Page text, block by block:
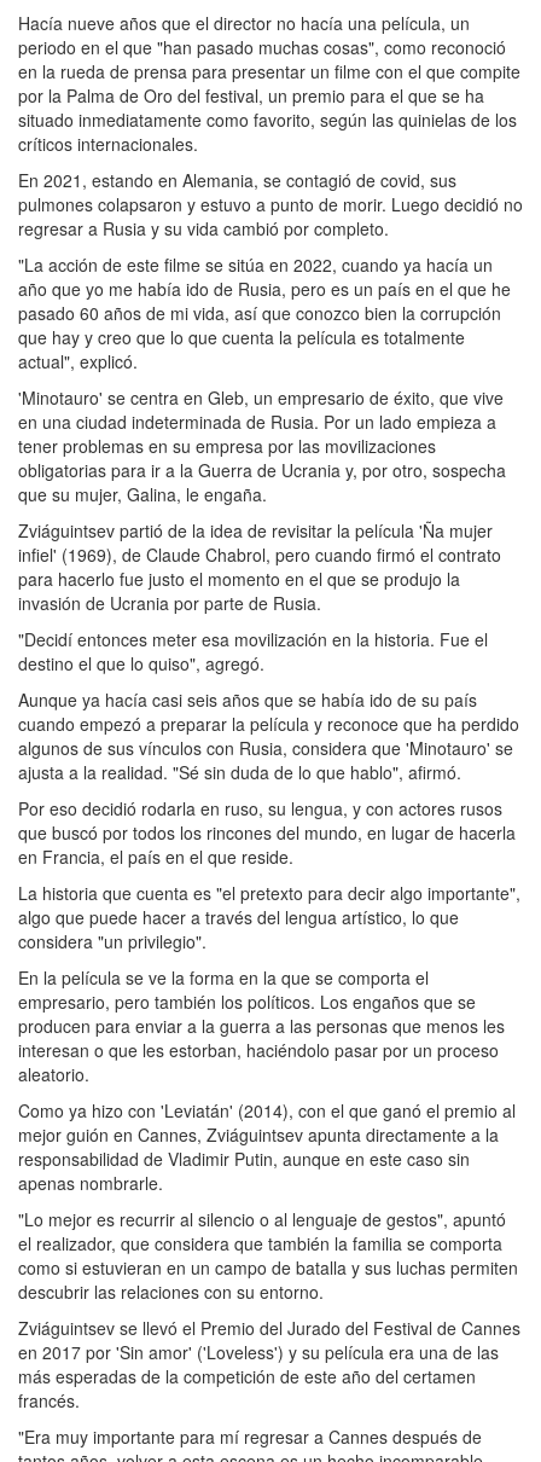
Hacía nueve años que el director no hacía una película, un
periodo en el que "han pasado muchas cosas", como reconoció
en la rueda de prensa para presentar un filme con el que compite
por la Palma de Oro del festival, un premio para el que se ha
situado inmediatamente como favorito, según las quinielas de los
críticos internacionales.
En 2021, estando en Alemania, se contagió de covid, sus
pulmones colapsaron y estuvo a punto de morir. Luego decidió no
regresar a Rusia y su vida cambió por completo.
"La acción de este filme se sitúa en 2022, cuando ya hacía un
año que yo me había ido de Rusia, pero es un país en el que he
pasado 60 años de mi vida, así que conozco bien la corrupción
que hay y creo que lo que cuenta la película es totalmente
actual", explicó.
'Minotauro' se centra en Gleb, un empresario de éxito, que vive
en una ciudad indeterminada de Rusia. Por un lado empieza a
tener problemas en su empresa por las movilizaciones
obligatorias para ir a la Guerra de Ucrania y, por otro, sospecha
que su mujer, Galina, le engaña.
Zviáguintsev partió de la idea de revisitar la película 'Ña mujer
infiel' (1969), de Claude Chabrol, pero cuando firmó el contrato
para hacerlo fue justo el momento en el que se produjo la
invasión de Ucrania por parte de Rusia.
"Decidí entonces meter esa movilización en la historia. Fue el
destino el que lo quiso", agregó.
Aunque ya hacía casi seis años que se había ido de su país
cuando empezó a preparar la película y reconoce que ha perdido
algunos de sus vínculos con Rusia, considera que 'Minotauro' se
ajusta a la realidad. "Sé sin duda de lo que hablo", afirmó.
Por eso decidió rodarla en ruso, su lengua, y con actores rusos
que buscó por todos los rincones del mundo, en lugar de hacerla
en Francia, el país en el que reside.
La historia que cuenta es "el pretexto para decir algo importante",
algo que puede hacer a través del lengua artístico, lo que
considera "un privilegio".
En la película se ve la forma en la que se comporta el
empresario, pero también los políticos. Los engaños que se
producen para enviar a la guerra a las personas que menos les
interesan o que les estorban, haciéndolo pasar por un proceso
aleatorio.
Como ya hizo con 'Leviatán' (2014), con el que ganó el premio al
mejor guión en Cannes, Zviáguintsev apunta directamente a la
responsabilidad de Vladimir Putin, aunque en este caso sin
apenas nombrarle.
"Lo mejor es recurrir al silencio o al lenguaje de gestos", apuntó
el realizador, que considera que también la familia se comporta
como si estuvieran en un campo de batalla y sus luchas permiten
descubrir las relaciones con su entorno.
Zviáguintsev se llevó el Premio del Jurado del Festival de Cannes
en 2017 por 'Sin amor' ('Loveless') y su película era una de las
más esperadas de la competición de este año del certamen
francés.
"Era muy importante para mí regresar a Cannes después de